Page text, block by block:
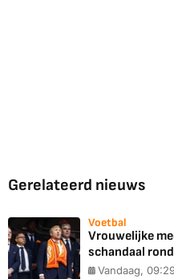
Gerelateerd nieuws
Voetbal
Vrouwelijke
schandaal
Vandaag,